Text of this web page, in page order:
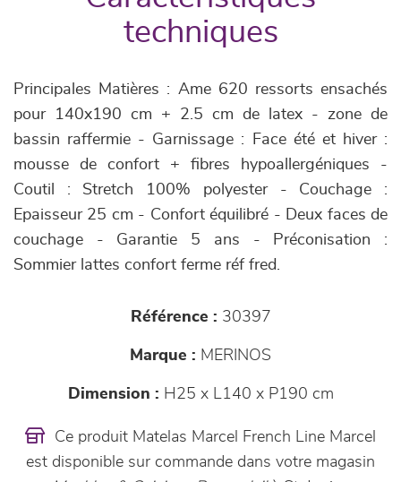
techniques
Principales Matières : Ame 620 ressorts ensachés
pour 140x190 cm + 2.5 cm de latex - zone de
bassin raffermie - Garnissage : Face été et hiver :
mousse de confort + fibres hypoallergéniques -
Coutil : Stretch 100% polyester - Couchage :
Epaisseur 25 cm - Confort équilibré - Deux faces de
couchage - Garantie 5 ans - Préconisation :
Sommier lattes confort ferme réf fred.
Référence : 30397
Marque : MERINOS
Dimension : H25 x L140 x P190 cm
Ce produit Matelas Marcel French Line Marcel
est disponible sur commande dans votre magasin